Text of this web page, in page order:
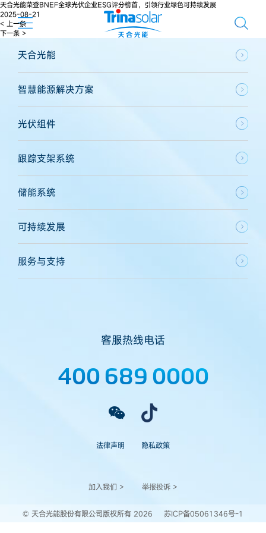
天合光能荣登BNEF全球光伏企业ESG评分榜首，引领行业绿色可持续发展
2025-08-21
< 上一条
下一条 >
天合光能
智慧能源解决方案
光伏组件
跟踪支架系统
储能系统
可持续发展
服务与支持
客服热线电话
400 689 0000
法律声明 隐私政策
加入我们 > 举报投诉 >
© 天合光能股份有限公司版权所有 2026 苏ICP备05061346号-1